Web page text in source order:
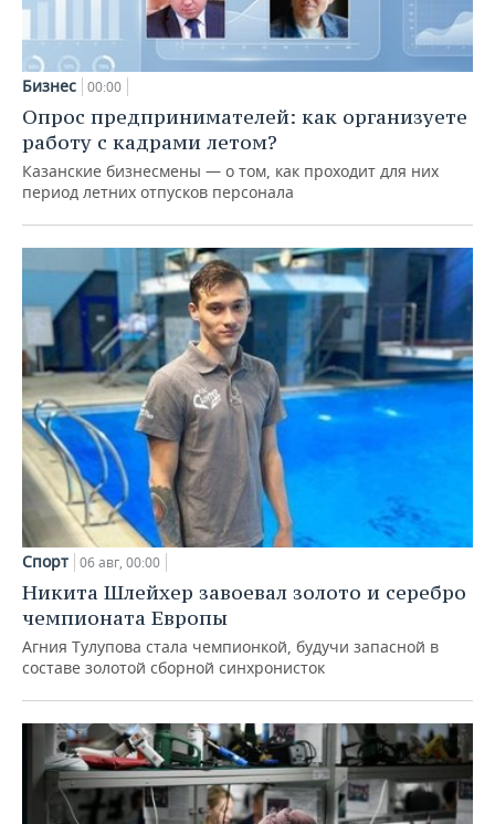
Бизнес 00:00
Опрос предпринимателей: как организуете
работу с кадрами летом?
Казанские бизнесмены — о том, как проходит для них
период летних отпусков персонала
Спорт 06 авг, 00:00
Никита Шлейхер завоевал золото и серебро
чемпионата Европы
Агния Тулупова стала чемпионкой, будучи запасной в
составе золотой сборной синхронисток